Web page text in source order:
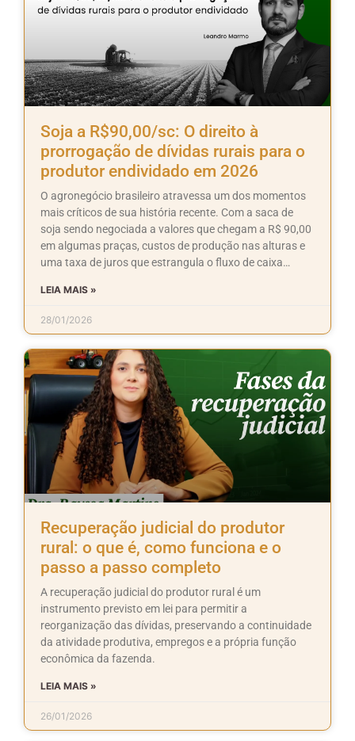
Soja a R$90,00/sc: O direito à
prorrogação de dívidas rurais para o
produtor endividado em 2026
O agronegócio brasileiro atravessa um dos momentos
mais críticos de sua história recente. Com a saca de
soja sendo negociada a valores que chegam a R$ 90,00
em algumas praças, custos de produção nas alturas e
uma taxa de juros que estrangula o fluxo de caixa…
LEIA MAIS »
28/01/2026
Recuperação judicial do produtor
rural: o que é, como funciona e o
passo a passo completo
A recuperação judicial do produtor rural é um
instrumento previsto em lei para permitir a
reorganização das dívidas, preservando a continuidade
da atividade produtiva, empregos e a própria função
econômica da fazenda.
LEIA MAIS »
26/01/2026